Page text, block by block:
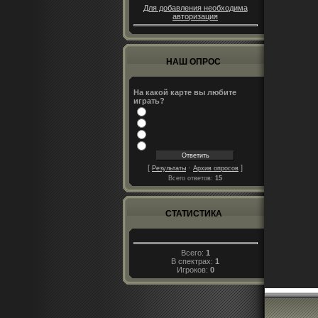
Для добавления необходима
авторизация
НАШ ОПРОС
На какой карте вы любите
играть?
[ Результаты · Архив опросов ]
Всего ответов: 15
СТАТИСТИКА
Всего: 1
В спектрах: 1
Игроков: 0